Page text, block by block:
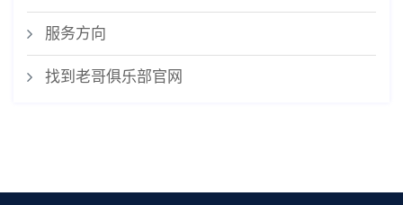
服务方向
找到老哥俱乐部官网